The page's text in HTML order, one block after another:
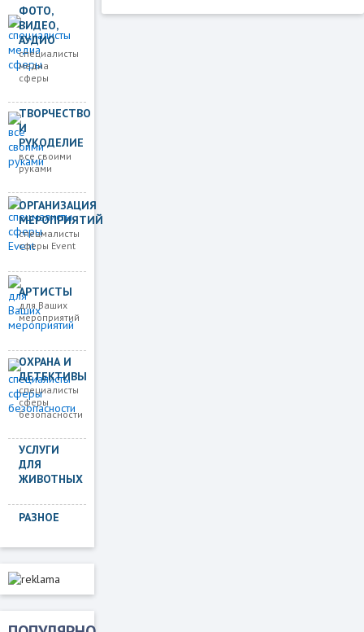
ФОТО,
ВИДЕО,
АУДИО
специалисты
медиа
сферы
ТВОРЧЕСТВО
И
РУКОДЕЛИЕ
все своими
руками
ОРГАНИЗАЦИЯ
МЕРОПРИЯТИЙ
спецмалисты
сферы Event
АРТИСТЫ
для Ваших
мероприятий
ОХРАНА И
ДЕТЕКТИВЫ
специалисты
сферы
безопасности
УСЛУГИ
ДЛЯ
ЖИВОТНЫХ
РАЗНОЕ